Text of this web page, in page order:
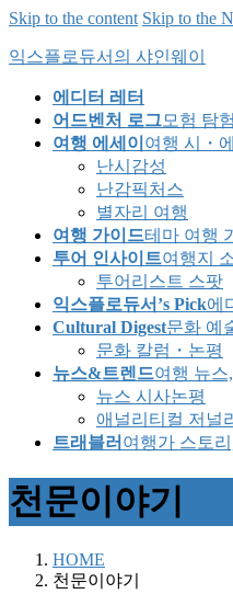
Skip to the content Skip to the
익스플로듀서의 샤인웨이
에디터 레터
어드벤처 로그모험 탐
여행 에세이 여행 시・
난시감성
난감픽처스
별자리 여행
여행 가이드테마 여행
투어 인사이트여행지
투어리스트 스팟
익스플로듀서’s Pick에
Cultural Digest문화 예
문화 칼럼・논평
뉴스&트렌드여행 뉴스
뉴스 시사논평
애널리티컬 저널
트래블러 여행가 스토
천문이야기
HOME
천문이야기